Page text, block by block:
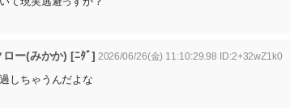
ー(みかか) [ﾆﾀﾞ] 2026/06/26(金) 11:10:29.98 ID:2+32wZ1k0
しちゃうんだよな